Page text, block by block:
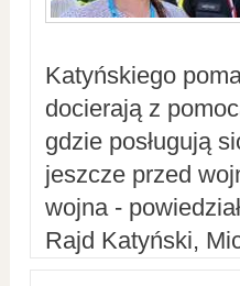
Katyńskiego
docierają z
gdzie posługują
jeszcze przed
wojna -
Rajd Katyński,